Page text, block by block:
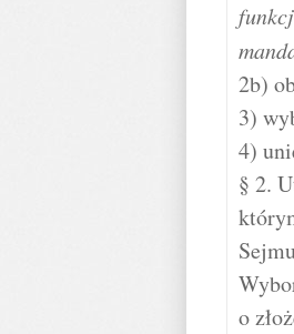
2b)
3)
4)
§ 2.
o